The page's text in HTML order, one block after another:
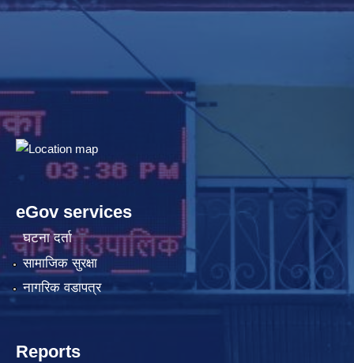
eGov services
घटना दर्ता
सामाजिक सुरक्षा
नागरिक वडापत्र
Reports